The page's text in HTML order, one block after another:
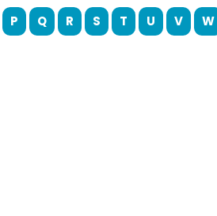
P Q R S T U V
W